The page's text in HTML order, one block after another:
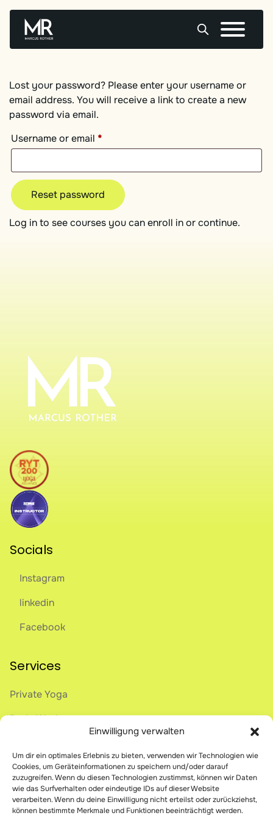
Einwilligung verwalten
Um dir ein optimales Erlebnis zu bieten, verwenden wir Technologien wie
Cookies, um Geräteinformationen zu speichern und/oder darauf
zuzugreifen. Wenn du diesen Technologien zustimmst, können wir Daten
wie das Surfverhalten oder eindeutige IDs auf dieser Website
verarbeiten. Wenn du deine Einwilligung nicht erteilst oder zurückziehst,
können bestimmte Merkmale und Funktionen beeinträchtigt werden.
content
Lost your password? Please enter your username or
email address. You will receive a link to create a new
password via email.
Username or email *
Reset password
Log in to see courses you can enroll in or continue.
Socials
Instagram
linkedin
Facebook
Services
Private Yoga
Body Work
Online Courses
Legal